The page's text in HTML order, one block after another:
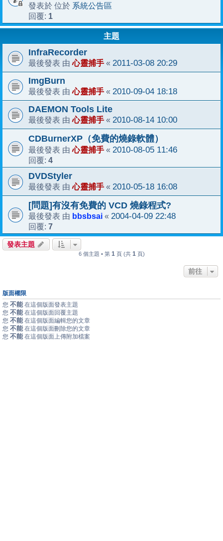
發表於 位於 系統公告區
回覆: 1
主題
InfraRecorder
最後發表 由心靈捕手 « 2011-03-08 20:29
ImgBurn
最後發表 由心靈捕手 « 2010-09-04 18:18
DAEMON Tools Lite
最後發表 由心靈捕手 « 2010-08-14 10:00
CDBurnerXP（免費的燒錄軟體）
最後發表 由心靈捕手 « 2010-08-05 11:46
回覆: 4
DVDStyler
最後發表 由心靈捕手 « 2010-05-18 16:08
[問題]有沒有免費的 VCD 燒錄程式?
最後發表 由 bbsbsai « 2004-04-09 22:48
回覆: 7
發表主題
6 個主題 • 第 1 頁 (共 1 頁)
前往
版面權限
您 不能 在這個版面發表主題
您 不能 在這個版面回覆主題
您 不能 在這個版面編輯您的文章
您 不能 在這個版面刪除您的文章
您 不能 在這個版面上傳附加檔案